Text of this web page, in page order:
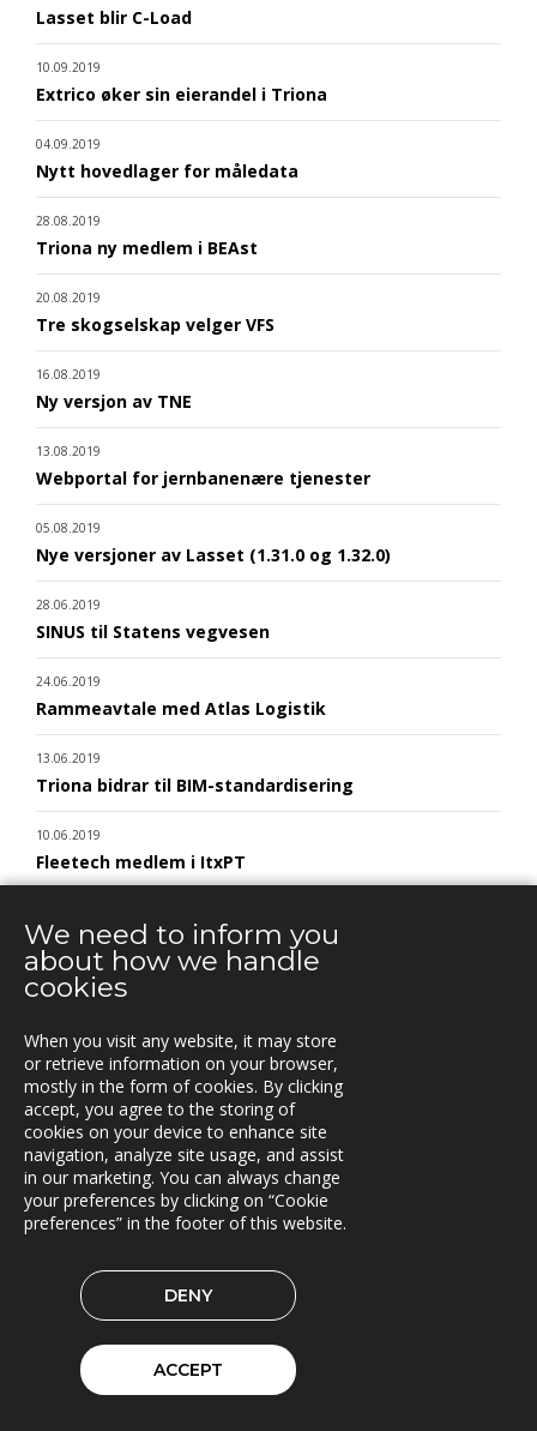
Lasset blir C-Load
10.09.2019
Extrico øker sin eierandel i Triona
04.09.2019
Nytt hovedlager for måledata
28.08.2019
Triona ny medlem i BEAst
20.08.2019
Tre skogselskap velger VFS
16.08.2019
Ny versjon av TNE
13.08.2019
Webportal for jernbanenære tjenester
05.08.2019
Nye versjoner av Lasset (1.31.0 og 1.32.0)
28.06.2019
SINUS til Statens vegvesen
24.06.2019
Rammeavtale med Atlas Logistik
13.06.2019
Triona bidrar til BIM-standardisering
10.06.2019
Fleetech medlem i ItxPT
Samarbeid for økt transporteffektivitet
14.05.2019
09.05.2019
Asset Information Management System til ACCIONA
og Nye Veier
06.05.2019
Brinks Trä velger Timberpro
Extrico og Mertiva investerer i Trionas aksje
25.04.2019
Triona forbedrer fergetrafikken på Åland
23.04.2019
We need to inform you
about how we handle
cookies
When you visit any website, it may store
or retrieve information on your browser,
mostly in the form of cookies. By clicking
accept, you agree to the storing of
cookies on your device to enhance site
navigation, analyze site usage, and assist
in our marketing. You can always change
your preferences by clicking on “Cookie
preferences” in the footer of this website.
DENY
ACCEPT